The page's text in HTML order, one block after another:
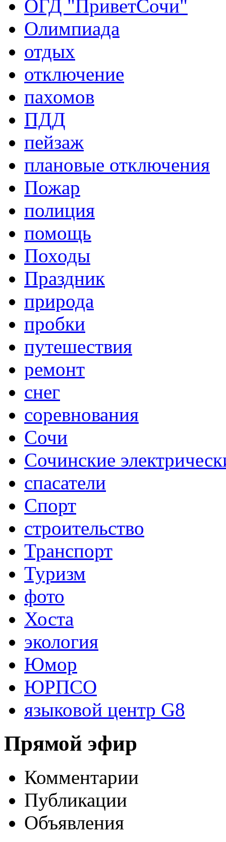
ОГД "ПриветСочи"
Олимпиада
отдых
отключение
пахомов
ПДД
пейзаж
плановые отключения
Пожар
полиция
помощь
Походы
Праздник
природа
пробки
путешествия
ремонт
снег
соревнования
Сочи
Сочинские
спасатели
Спорт
строительство
Транспорт
Туризм
фото
Хоста
экология
Юмор
ЮРПСО
языковой центр G8
Прямой эфир
Комментарии
Публикации
Объявления